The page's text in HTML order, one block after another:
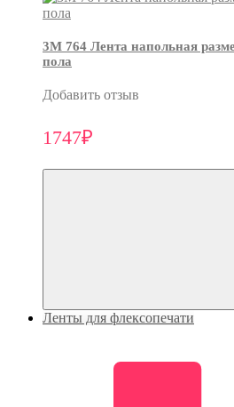
3M 764 Лента напольная
пола
Добавить отзыв
1747₽
Ленты для флексопечати